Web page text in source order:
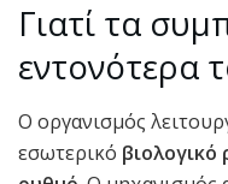
Γιατί τα
εντονότερα
Ο οργανισμός
εσωτερικό